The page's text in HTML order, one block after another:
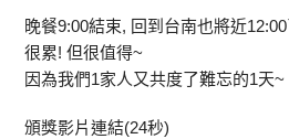
晚餐9:00結束, 回到台南也將近
很累! 但很值得~
因為我們1家人又共度了難忘的1天~
頒獎影片連結(24秒)